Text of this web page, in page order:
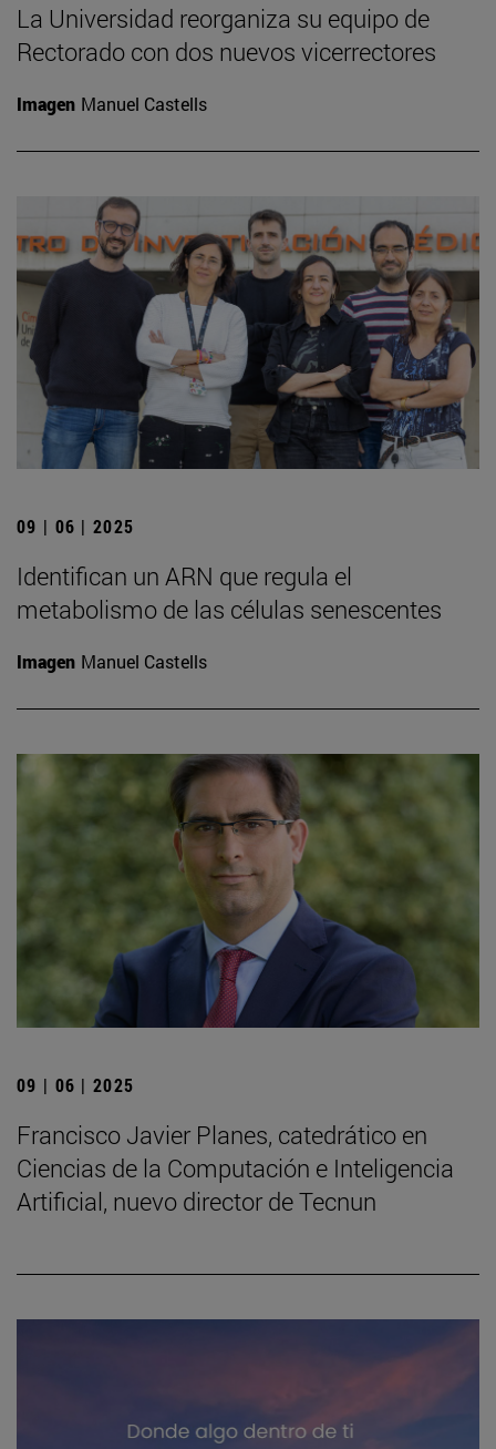
La Universidad reorganiza su equipo de
Rectorado con dos nuevos vicerrectores
Imagen Manuel Castells
09 | 06 | 2025
Identifican un ARN que regula el
metabolismo de las células senescentes
Imagen Manuel Castells
09 | 06 | 2025
Francisco Javier Planes, catedrático en
Ciencias de la Computación e Inteligencia
Artificial, nuevo director de Tecnun